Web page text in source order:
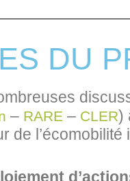
DU
– RARE – CLER)
de